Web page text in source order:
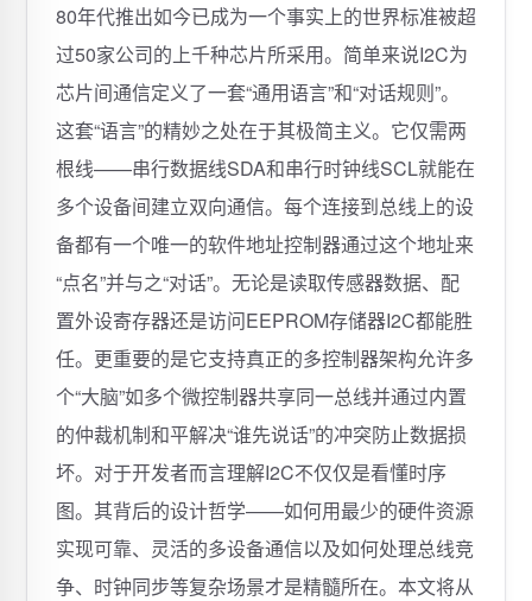
80年代推出如今已成为一个事实上的世界标准被超
过50家公司的上千种芯片所采用。简单来说I2C为
芯片间通信定义了一套“通用语言”和“对话规则”。
这套“语言”的精妙之处在于其极简主义。它仅需两
根线——串行数据线SDA和串行时钟线SCL就能在
多个设备间建立双向通信。每个连接到总线上的设
备都有一个唯一的软件地址控制器通过这个地址来
“点名”并与之“对话”。无论是读取传感器数据、配
置外设寄存器还是访问EEPROM存储器I2C都能胜
任。更重要的是它支持真正的多控制器架构允许多
个“大脑”如多个微控制器共享同一总线并通过内置
的仲裁机制和平解决“谁先说话”的冲突防止数据损
坏。对于开发者而言理解I2C不仅仅是看懂时序
图。其背后的设计哲学——如何用最少的硬件资源
实现可靠、灵活的多设备通信以及如何处理总线竞
争、时钟同步等复杂场景才是精髓所在。本文将从